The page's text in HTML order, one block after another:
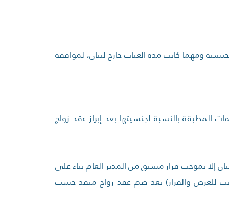
ومهما كانت مدة الغياب خارج لبنان، لموافقة
المطبقة بالنسبة لجنسيتها بعد إبراز عقد زواج
إلا بموجب قرار مسبق من المدير العام بناء على
للعرض والقرار) بعد ضم عقد زواج منفذ حسب